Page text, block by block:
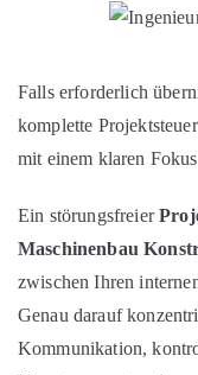
Falls erforderlich
komplette
mit einem klaren
Ein störungsfreier
Maschinenbau
zwischen Ihren
Genau darauf
Kommunikation,